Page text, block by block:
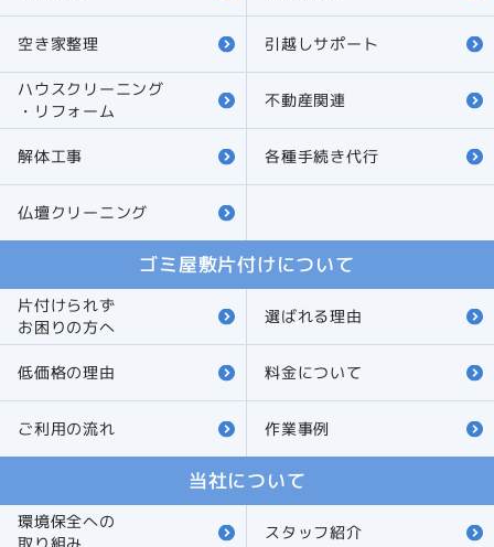
空き家整理 引越しサポート
ハウスクリーニング
・リフォーム
不動産関連
解体工事 各種手続き代行
仏壇クリーニング
ゴミ屋敷片付けについて
片付けられず
お困りの方へ
選ばれる理由
低価格の理由 料金について
ご利用の流れ 作業事例
当社について
環境保全への
スタッフ紹介